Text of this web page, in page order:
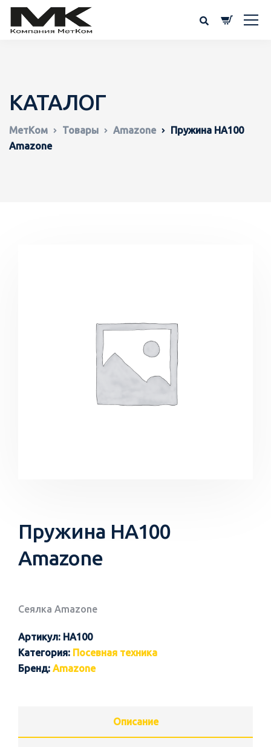
КАТАЛОГ
МетКом Товары Amazone
Пружина HA100
Amazone
Пружина HA100
Amazone
Сеялка Amazone
Артикул: HA100
Категория: Посевная техника
Бренд: Amazone
Описание